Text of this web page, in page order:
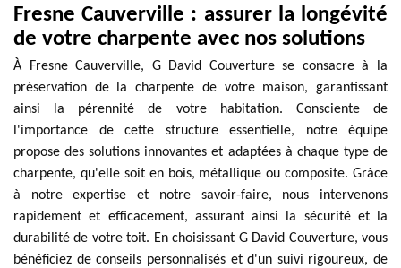
Fresne Cauverville : assurer la longévité
de votre charpente avec nos solutions
À Fresne Cauverville, G David Couverture se consacre à la
préservation de la charpente de votre maison, garantissant
ainsi la pérennité de votre habitation. Consciente de
l'importance de cette structure essentielle, notre équipe
propose des solutions innovantes et adaptées à chaque type de
charpente, qu'elle soit en bois, métallique ou composite. Grâce
à notre expertise et notre savoir-faire, nous intervenons
rapidement et efficacement, assurant ainsi la sécurité et la
durabilité de votre toit. En choisissant G David Couverture, vous
bénéficiez de conseils personnalisés et d'un suivi rigoureux, de